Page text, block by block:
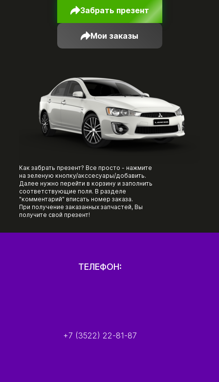
Забрать презент
Мои заказы
Как забрать презент? Все просто - нажмите
на зеленую кнопку/акссесуары/добавить.
Далее нужно перейти в корзину и заполнить
соответствующие поля. В разделе
"комментарий" вписать номер заказа.
При получение заказанных запчастей, Вы
получите свой презент!
ТЕЛЕФОН:
+7 (3522) 22-81-87